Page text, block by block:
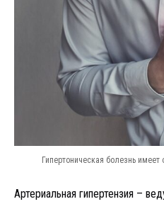
Гипертоническая болезнь
Артериальная гипертензия –